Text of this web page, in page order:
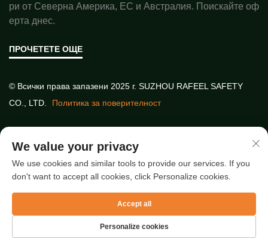
ри от Северна Америка, ЕС и Австралия. Поискайте оф
ерта днес.
ПРОЧЕТЕТЕ ОЩЕ
© Всички права запазени 2025 г. SUZHOU RAFEEL SAFETY
CO., LTD.
Политика за поверителност
Най-нови статии
We value your privacy
We use cookies and similar tools to provide our services. If you
don't want to accept all cookies, click Personalize cookies.
Personalize cookies
Accept all